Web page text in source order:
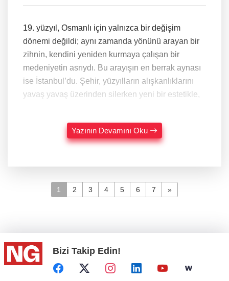
19. yüzyıl, Osmanlı için yalnızca bir değişim
dönemi değildi; aynı zamanda yönünü arayan bir
zihnin, kendini yeniden kurmaya çalışan bir
medeniyetin asrıydı. Bu arayışın en berrak aynası
ise İstanbul’du. Şehir, yüzyılların alışkanlıklarını
yavaş yavaş üzerinden silerken yeni bir estetikle,
Yazının Devamını Oku
1 2 3 4 5 6 7 »
Bizi Takip Edin!